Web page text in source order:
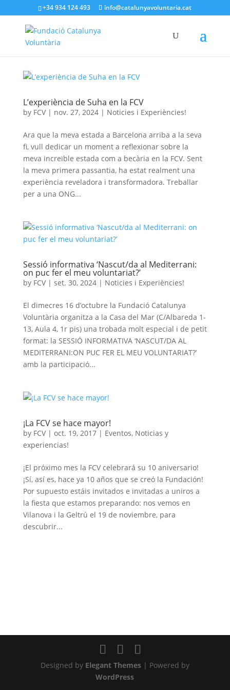
+34 934 124 493 info@catalunyavoluntaria.cat
L’experiència de Suha en la FCV
by FCV| nov. 27, 2024| Noticies i Experiències!
Ara que la meva estada a Barcelona arriba a la seva
fi, vull dedicar un moment a reflexionar sobre la
meva increïble estada com a becària en la FCV. Sent
la meva primera passantia, ha estat realment una
experiència reveladora i transformadora. Treballar
per a una ONG...
Sessió informativa ‘Nascut/da al Mediterrani:
on puc fer el meu voluntariat?’
by FCV| set. 30, 2024| Noticies i Experiències!
El dimecres 16 d’octubre la Fundació Catalunya
Voluntària organitza a la Casa del Mar (C/Albareda 1-
13, Aula 4, 1r pis) una trobada molt especial i de petit
format: la SESSIÓ INFORMATIVA ‘NASCUT/DA AL
MEDITERRANI:ON PUC FER EL MEU VOLUNTARIAT?’
amb la participació...
¡La FCV se hace mayor!
by FCV| oct. 19, 2017| Eventos, Noticias y
experiencias!
¡El próximo mes la FCV celebrará su 10 aniversario!
¡Sí, así es, hace ya 10 años que se creó la Fundación!
Por supuesto estáis invitados e invitadas a uniros a
la fiesta que estamos preparando: nos vemos en
Vilanova i la Geltrú el 19 de noviembre, para
descubrir...
Designed by Elegant Themes| Powered by
WordPress